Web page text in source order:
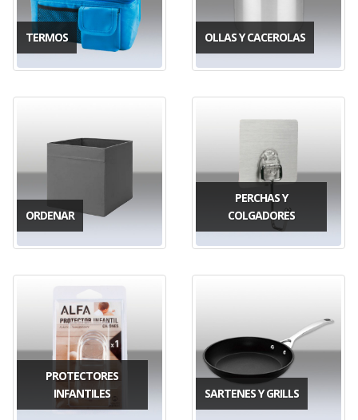
TERMOS OLLAS Y CACEROLAS
ORDENAR
PERCHAS Y
COLGADORES
PROTECTORES
INFANTILES
SARTENES Y GRILLS